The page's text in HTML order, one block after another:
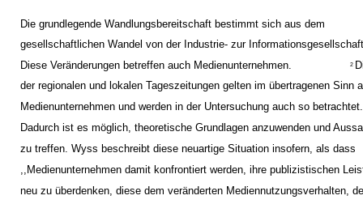
Die grundlegende Wandlungsbereitschaft bestimmt sich aus dem
gesellschaftlichen Wandel von der Industrie- zur
Diese Veränderungen betreffen auch Medienunternehmen.
2
der regionalen und lokalen Tageszeitungen gelten im übertragenen Sinn
Medienunternehmen und werden in der Untersuchung auch so betrachtet.
Dadurch ist es möglich, theoretische Grundlagen anzuwenden und
zu treffen. Wyss beschreibt diese neuartige Situation insofern, als dass
,,Medienunternehmen damit konfrontiert werden, ihre publizistischen
neu zu überdenken, diese dem veränderten Mediennutzungsverhalten,